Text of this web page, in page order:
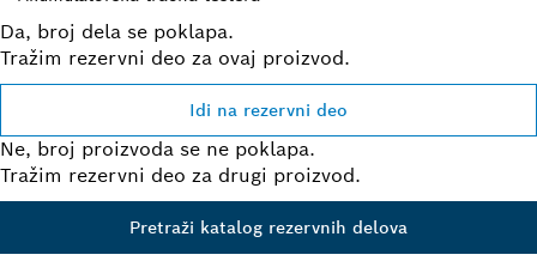
Da, broj dela se poklapa.
Tražim rezervni deo za ovaj proizvod.
Idi na rezervni deo
Ne, broj proizvoda se ne poklapa.
Tražim rezervni deo za drugi proizvod.
Pretraži katalog rezervnih delova